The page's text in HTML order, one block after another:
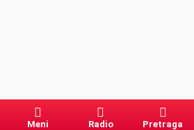
Meni Radio Pretraga